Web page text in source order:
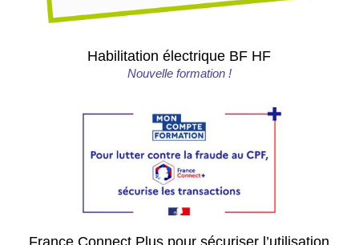
Habilitation électrique BF HF
Nouvelle formation !